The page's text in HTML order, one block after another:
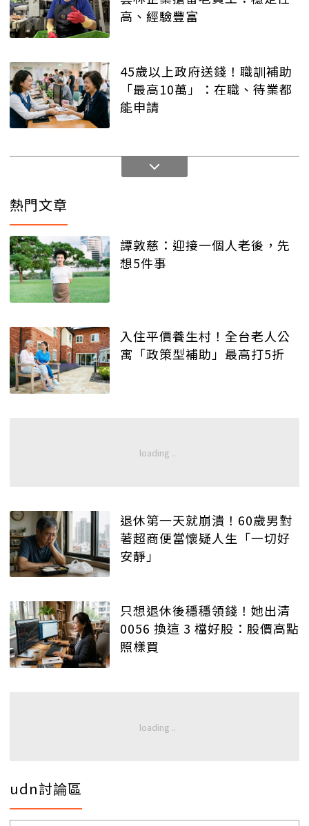
高、經驗豐富
45歲以上政府送錢！職訓補助
「最高10萬」：在職、待業都
能申請
熱門文章
譚敦慈：迎接一個人老後，先
想5件事
入住平價養生村！全台老人公
寓「政策型補助」最高打5折
退休第一天就崩潰！60歲男對
著超商便當懷疑人生「一切好
安靜」
只想退休後穩穩領錢！她出清
0056 換這 3 檔好股：股價高點
照樣買
udn討論區